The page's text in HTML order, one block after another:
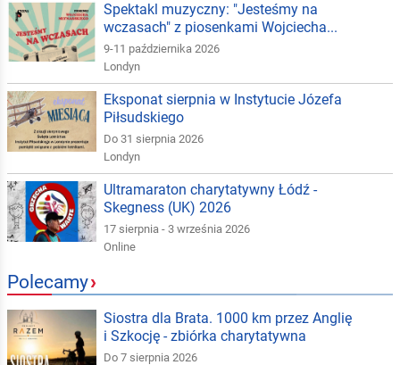
Spektakl muzyczny: "Jesteśmy na
wczasach" z piosenkami Wojciecha...
9-11 października 2026
Londyn
Eksponat sierpnia w Instytucie Józefa
Piłsudskiego
Do 31 sierpnia 2026
Londyn
Ultramaraton charytatywny Łódź -
Skegness (UK) 2026
17 sierpnia - 3 września 2026
Online
Polecamy›
Siostra dla Brata. 1000 km przez Anglię
i Szkocję - zbiórka charytatywna
Do 7 sierpnia 2026